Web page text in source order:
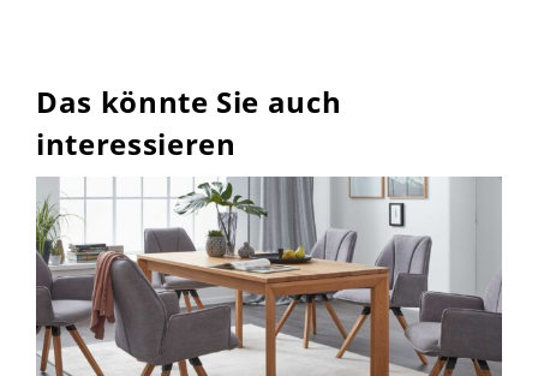
Das könnte Sie auch
interessieren